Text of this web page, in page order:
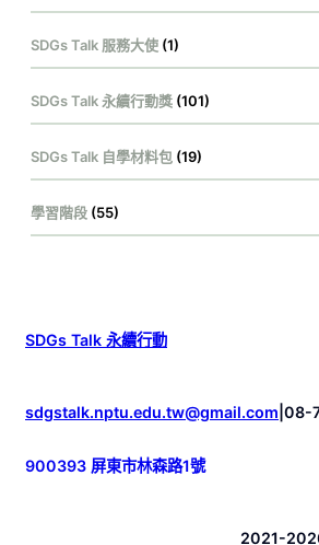
SDGs Talk 服務大使 (1)
SDGs Talk 永續行動獎 (101)
SDGs Talk 自學材料包 (19)
學習階段 (55)
SDGs Talk 永續行動
sdgstalk.nptu.edu.tw@gmail.com 08-
900393 屏東市林森路1號
2021-